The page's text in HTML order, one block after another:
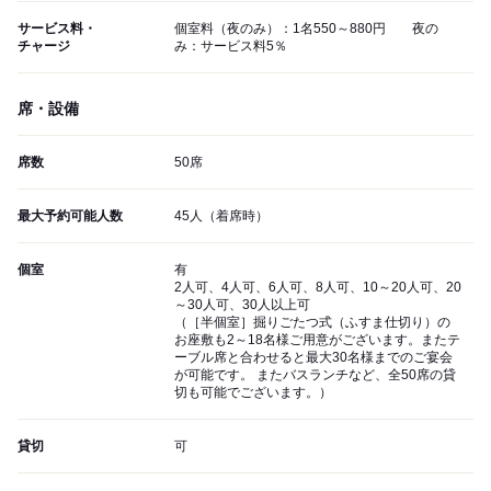
サービス料・
チャージ
個室料（夜のみ）：1名550～880円 夜の
み：サービス料5％
席・設備
席数 50席
最大予約可能人数 45人（着席時）
個室
有
2人可、4人可、6人可、8人可、10～20人可、20
～30人可、30人以上可
（［半個室］掘りごたつ式（ふすま仕切り）の
お座敷も2～18名様ご用意がございます。またテ
ーブル席と合わせると最大30名様までのご宴会
が可能です。 またバスランチなど、全50席の貸
切も可能でございます。）
貸切 可